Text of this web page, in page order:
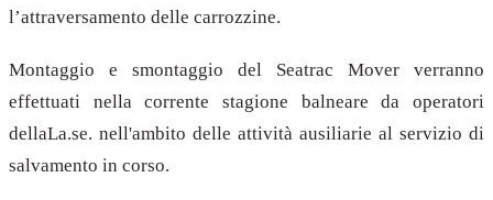
l’attraversamento delle carrozzine.
Montaggio e smontaggio del Seatrac Mover verranno
effettuati nella corrente stagione balneare da operatori
dellaLa.se. nell'ambito delle attività ausiliarie al servizio di
salvamento in corso.